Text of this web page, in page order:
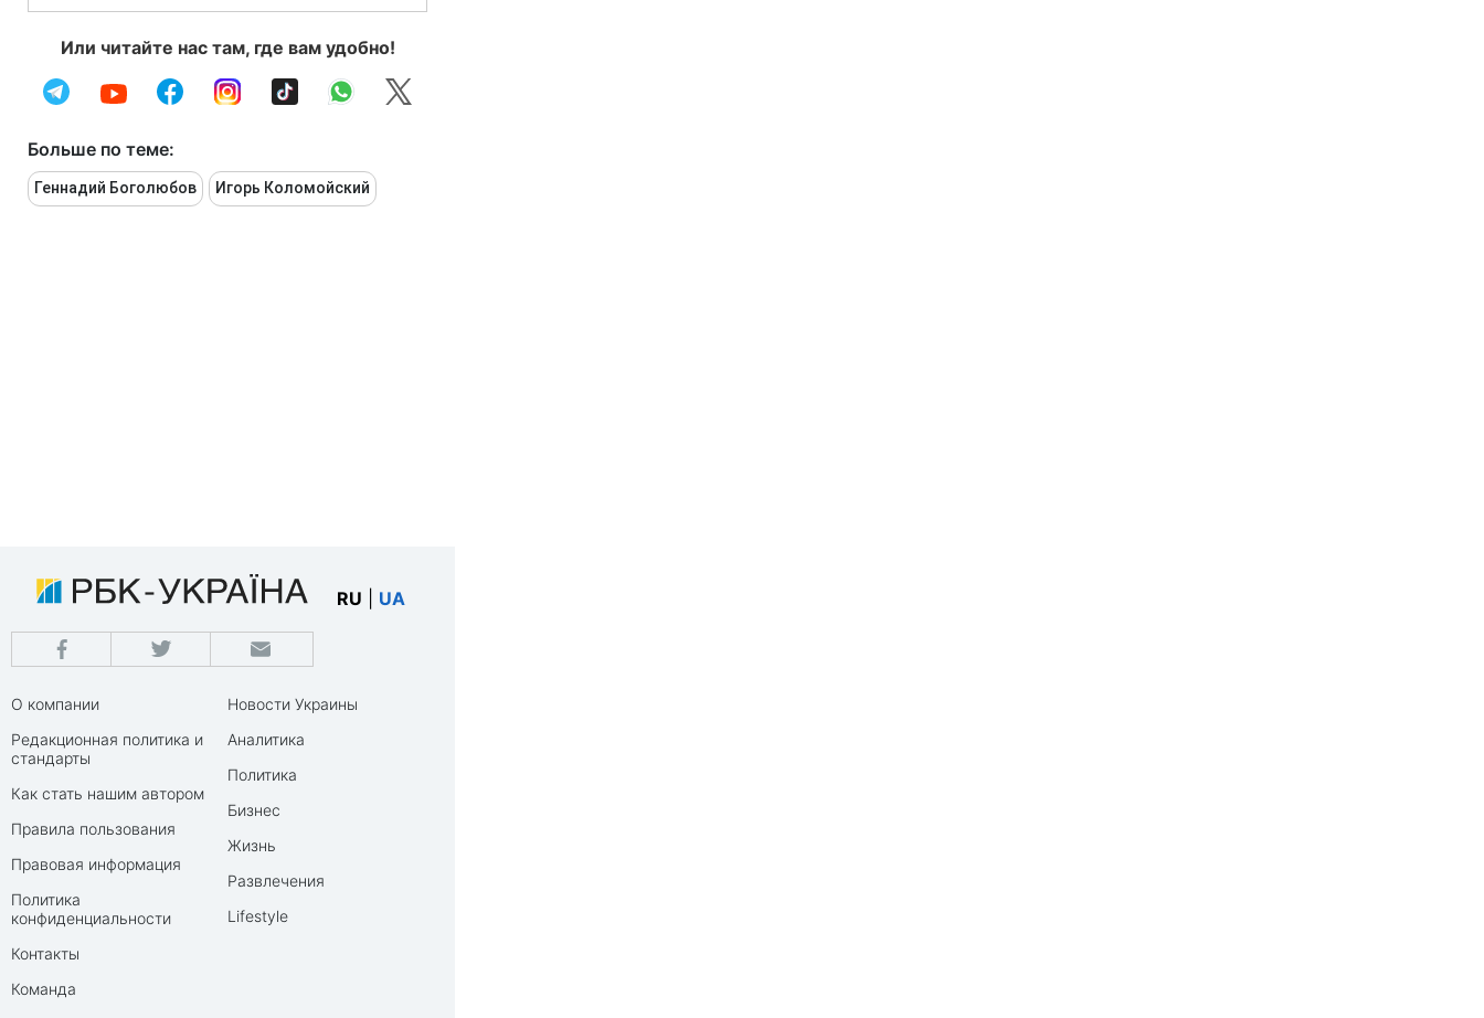
Или читайте нас там, где вам удобно!
Больше по теме:
Геннадий Боголюбов Игорь Коломойский
RU UA
О компании
Редакционная политика и
стандарты
Как стать нашим автором
Правила пользования
Правовая информация
Политика
конфиденциальности
Контакты
Команда
Новости Украины
Аналитика
Политика
Бизнес
Жизнь
Развлечения
Lifestyle